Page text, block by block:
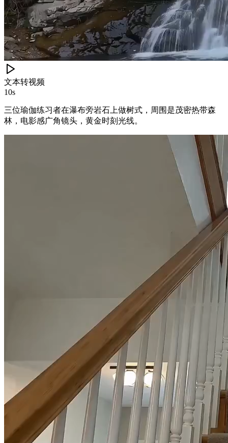
文本转视频
10s
三位瑜伽练习者在瀑布旁岩石上做树式，周围是茂密热带森
林，电影感广角镜头，黄金时刻光线。